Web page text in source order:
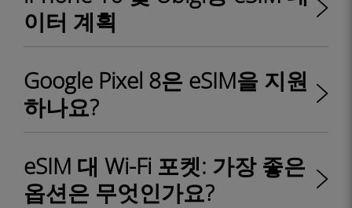
이터 계획
Google Pixel 8은 eSIM을 지원
하나요?
eSIM 대 Wi-Fi 포켓: 가장 좋은
옵션은 무엇인가요?